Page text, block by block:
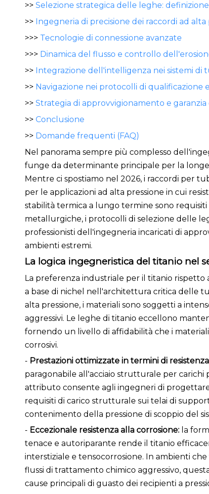
>> Selezione strategica delle leghe:
>> Ingegneria di precisione dei raccordi ad alta
>>> Tecnologie di connessione avanzate
>>> Dinamica del flusso e controllo
>> Integrazione dell'intelligenza nei sistemi di
>> Navigazione nei protocolli di qualificazione
>> Strategia di approvvigionamento e
>> Conclusione
>> Domande frequenti (FAQ)
Nel panorama sempre più complesso
funge da determinante principale per la
Mentre ci spostiamo nel 2026, i raccordi per
per le applicazioni ad alta pressione in cui
stabilità termica a lungo termine sono
metallurgiche, i protocolli di selezione delle
professionisti dell'ingegneria incaricati di
ambienti estremi.
La logica ingegneristica del titanio nel
La preferenza industriale per il titanio rispetto
a base di nichel nell'architettura critica delle
alta pressione, i materiali sono soggetti a
aggressivi. Le leghe di titanio eccellono
fornendo un livello di affidabilità che i
corrosivi.
- Prestazioni ottimizzate in termini di
paragonabile all'acciaio strutturale per
attributo consente agli ingegneri di
requisiti di carico strutturale sui telai di
contenimento della pressione di scoppio del
- Eccezionale resistenza alla corrosione: la
tenace e autoriparante rende il titanio
interstiziale e tensocorrosione. In ambienti
flussi di trattamento chimico aggressivo,
cause principali di guasto dei recipienti a